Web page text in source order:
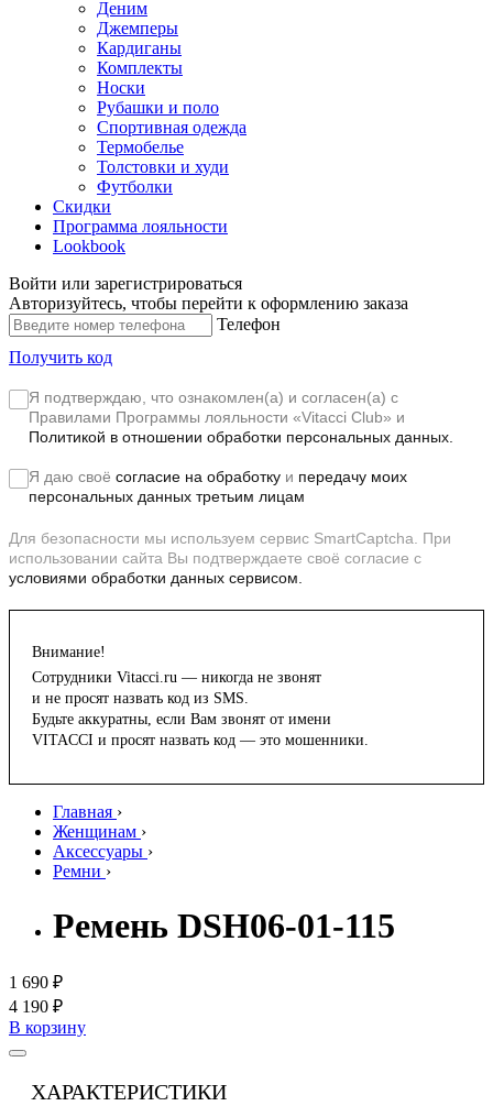
Деним
Джемперы
Кардиганы
Комплекты
Носки
Рубашки и поло
Спортивная одежда
Термобелье
Толстовки и худи
Футболки
Скидки
Программа лояльности
Lookbook
Войти или зарегистрироваться
Авторизуйтесь, чтобы перейти к оформлению заказа
Телефон
Получить код
Я подтверждаю, что ознакомлен(а) и согласен(а) с
Правилами Программы лояльности «Vitacci Club» и
Политикой в отношении обработки персональных данных.
Я даю своё согласие на обработку и передачу моих
персональных данных третьим лицам
Для безопасности мы используем сервис SmartCaptcha. При
использовании сайта Вы подтверждаете своё согласие с
условиями обработки данных сервисом.
Внимание!
Сотрудники Vitacci.ru — никогда не звонят
и не просят назвать код из SMS.
Будьте аккуратны, если Вам звонят от имени
VITACCI и просят назвать код — это мошенники.
Главная ›
Женщинам ›
Аксессуары ›
Ремни ›
Ремень DSH06-01-115
1 690 ₽
4 190 ₽
В корзину
ХАРАКТЕРИСТИКИ